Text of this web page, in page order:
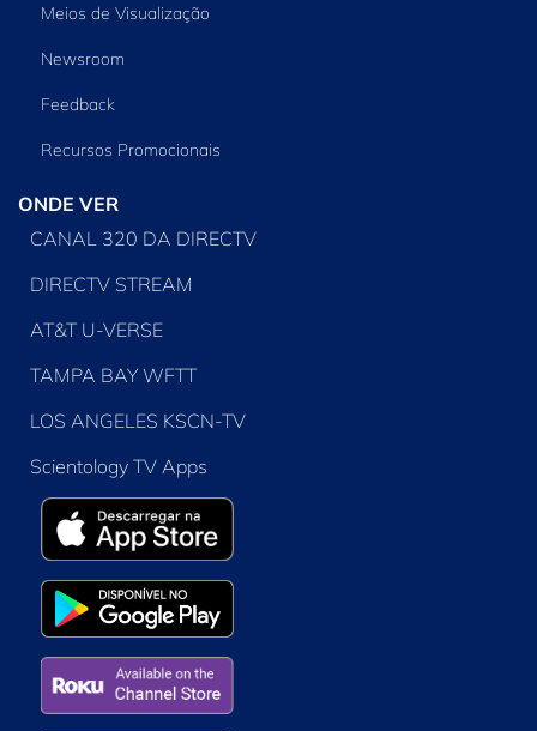
Meios de Visualização
Newsroom
Feedback
Recursos Promocionais
ONDE VER
CANAL 320 DA DIRECTV
DIRECTV STREAM
AT&T U-VERSE
TAMPA BAY WFTT
LOS ANGELES KSCN-TV
Scientology TV Apps